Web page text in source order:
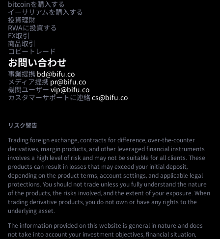
bitcoinを購入する
イーサリアムを購入する
投資理財
RWAに投資する
FX取引
商品取引
コピートレード
お問い合わせ
事業提携 bd@bifu.co
メディア提携 pr@bifu.co
機関ユーザー vip@bifu.co
カスタマーサポートに連絡cs@bifu.co
リスク警告
Trading foreign exchange, contracts for difference, over-the-counter
derivatives, margin products, and other leveraged financial instruments
involves a high level of risk and may not be suitable for all clients. These
products can result in losses that may exceed your initial deposit,
depending on the product terms, account settings, and applicable legal
protections. You should not trade unless you fully understand the nature
of the products, the risks involved, and the extent of your exposure. When
trading derivative products, you do not own or have any rights to the
underlying asset.
The information provided on this website is general in nature and does
not take into account your investment objectives, financial situation,